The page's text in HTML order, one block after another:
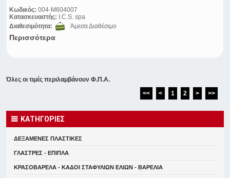
Κωδικός: 004-M604007
Κατασκευαστής: I.C.S. spa
Διαθεσιμότητα:
Άμεσα Διαθέσιμο
Περισσότερα
Όλες οι τιμές περιλαμβάνουν Φ.Π.Α.
<<
< 1 2 > >>
ΚΑΤΗΓΟΡΙΕΣ
ΔΕΞΑΜΕΝΕΣ ΠΛΑΣΤΙΚΕΣ
ΓΛΑΣΤΡΕΣ - ΕΠΙΠΛΑ
ΚΡΑΣΟΒΑΡΕΛΑ - ΚΑΔΟΙ ΣΤΑΦΥΛΙΩΝ ΕΛΙΩΝ - ΒΑΡΕΛΙΑ